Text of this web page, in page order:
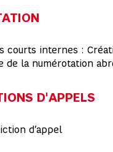
courts internes :
de la numérotation
D'APPELS
d’appel